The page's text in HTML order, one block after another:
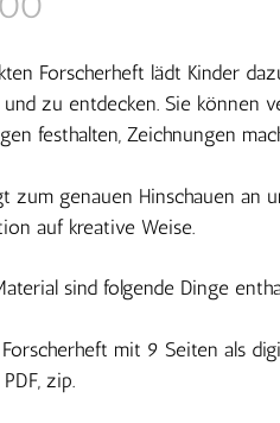
Forscherheft lädt Kinder
zu entdecken. Sie können
festhalten, Zeichnungen
zum genauen Hinschauen an
auf kreative Weise.
sind folgende Dinge
mit 9 Seiten als
zip.